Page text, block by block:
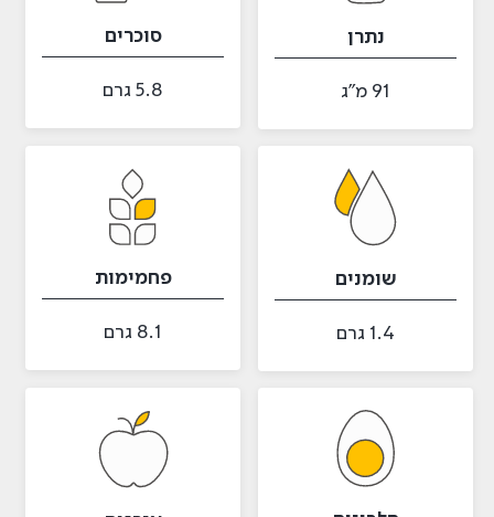
נתרן
91 מ״ג
סוכרים
5.8 גרם
שומנים
1.4 גרם
פחמימות
8.1 גרם